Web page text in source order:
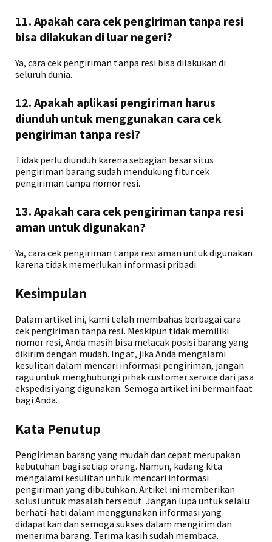
11. Apakah cara cek pengiriman tanpa resi
bisa dilakukan di luar negeri?
Ya, cara cek pengiriman tanpa resi bisa dilakukan di
seluruh dunia.
12. Apakah aplikasi pengiriman harus
diunduh untuk menggunakan cara cek
pengiriman tanpa resi?
Tidak perlu diunduh karena sebagian besar situs
pengiriman barang sudah mendukung fitur cek
pengiriman tanpa nomor resi.
13. Apakah cara cek pengiriman tanpa resi
aman untuk digunakan?
Ya, cara cek pengiriman tanpa resi aman untuk digunakan
karena tidak memerlukan informasi pribadi.
Kesimpulan
Dalam artikel ini, kami telah membahas berbagai cara
cek pengiriman tanpa resi. Meskipun tidak memiliki
nomor resi, Anda masih bisa melacak posisi barang yang
dikirim dengan mudah. Ingat, jika Anda mengalami
kesulitan dalam mencari informasi pengiriman, jangan
ragu untuk menghubungi pihak customer service dari jasa
ekspedisi yang digunakan. Semoga artikel ini bermanfaat
bagi Anda.
Kata Penutup
Pengiriman barang yang mudah dan cepat merupakan
kebutuhan bagi setiap orang. Namun, kadang kita
mengalami kesulitan untuk mencari informasi
pengiriman yang dibutuhkan. Artikel ini memberikan
solusi untuk masalah tersebut. Jangan lupa untuk selalu
berhati-hati dalam menggunakan informasi yang
didapatkan dan semoga sukses dalam mengirim dan
menerima barang. Terima kasih sudah membaca.